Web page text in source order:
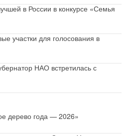
в России в конкурсе «Семья
участки для голосования в
НАО встретилась с
дерево года — 2026»